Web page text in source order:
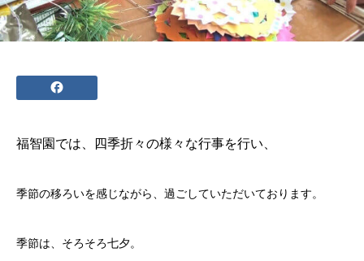
福智園 では、四季折々の様々な行事を行い、
季節の移ろいを感じながら、過ごしていただいております。
季節は、そろそろ七夕。